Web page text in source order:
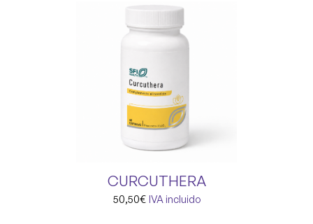
CURCUTHERA
50,50€ IVA incluido